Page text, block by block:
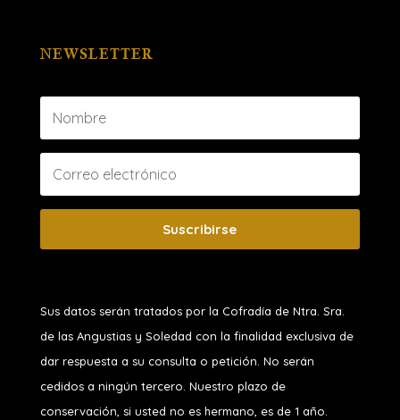
NEWSLETTER
Suscribirse
Sus datos serán tratados por la Cofradía de Ntra. Sra.
de las Angustias y Soledad con la finalidad exclusiva de
dar respuesta a su consulta o petición. No serán
cedidos a ningún tercero. Nuestro plazo de
conservación, si usted no es hermano, es de 1 año.